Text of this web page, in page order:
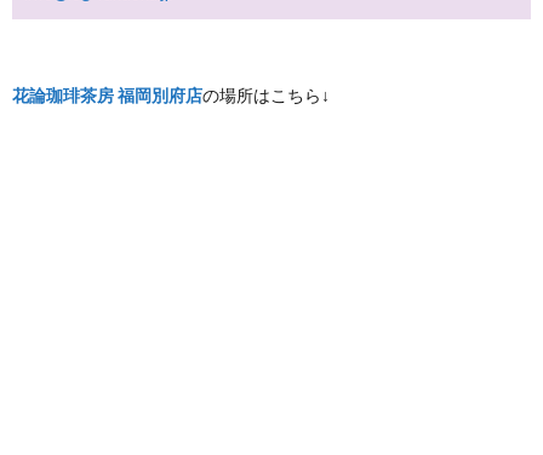
花論珈琲茶房 福岡別府店の場所はこちら↓